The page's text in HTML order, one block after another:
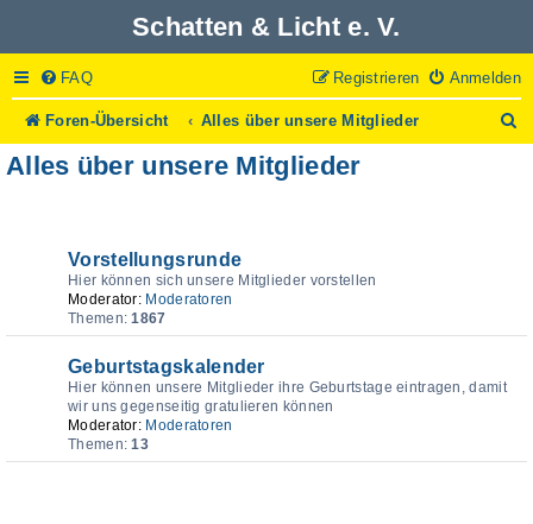
Schatten & Licht e. V.
FAQ Anmelden
Registrieren
Foren-Übersicht Alles über unsere Mitglieder
u
Alles über unsere Mitglieder
Vorstellungsrunde
Hier können sich unsere Mitglieder vorstellen
Moderator: Moderatoren
Themen:1867
Geburtstagskalender
Hier können unsere Mitglieder ihre Geburtstage eintragen, damit
wir uns gegenseitig gratulieren können
Moderator: Moderatoren
Themen:13